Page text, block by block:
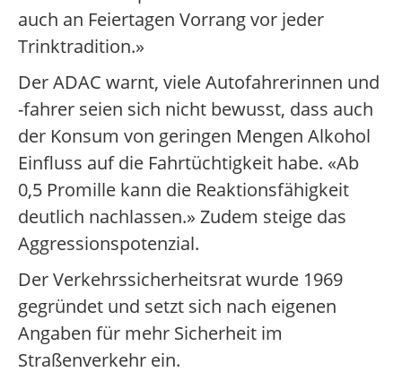
auch an Feiertagen Vorrang vor jeder
Trinktradition.»
Der ADAC warnt, viele Autofahrerinnen und
-fahrer seien sich nicht bewusst, dass auch
der Konsum von geringen Mengen Alkohol
Einfluss auf die Fahrtüchtigkeit habe. «Ab
0,5 Promille kann die Reaktionsfähigkeit
deutlich nachlassen.» Zudem steige das
Aggressionspotenzial.
Der Verkehrssicherheitsrat wurde 1969
gegründet und setzt sich nach eigenen
Angaben für mehr Sicherheit im
Straßenverkehr ein.